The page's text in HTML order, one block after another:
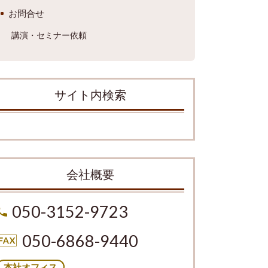
お問合せ
講演・セミナー依頼
サイト内検索
会社概要
050-3152-9723
050-6868-9440